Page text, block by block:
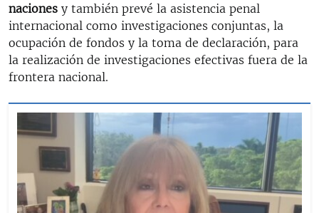
naciones y también prevé la asistencia penal
internacional como investigaciones conjuntas, la
ocupación de fondos y la toma de declaración, para
la realización de investigaciones efectivas fuera de la
frontera nacional.